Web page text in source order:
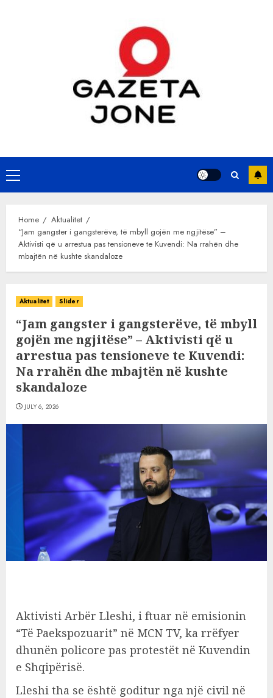
Primary
Menu
Home
Aktualitet
“Jam gangster i gangsterëve, të mbyll gojën me ngjitëse” –
Aktivisti që u arrestua pas tensioneve te Kuvendi: Na rrahën dhe
mbajtën në kushte skandaloze
Aktualitet Slider
“Jam gangster i gangsterëve, të mbyll
gojën me ngjitëse” – Aktivisti që u
arrestua pas tensioneve te Kuvendi:
Na rrahën dhe mbajtën në kushte
skandaloze
JULY 6, 2026
Aktivisti Arbër Lleshi, i ftuar në emisionin
“Të Paekspozuarit” në MCN TV, ka rrëfyer
dhunën policore pas protestët në Kuvendin
e Shqipërisë.
Lleshi tha se është goditur nga një civil në